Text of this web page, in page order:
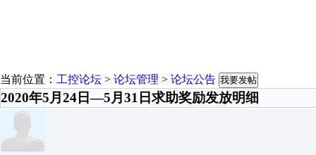
当前位置： 工控论坛 > 论坛管理 > 论坛公告 我要发帖
2020年5月24日—5月31日求助奖励发放明细